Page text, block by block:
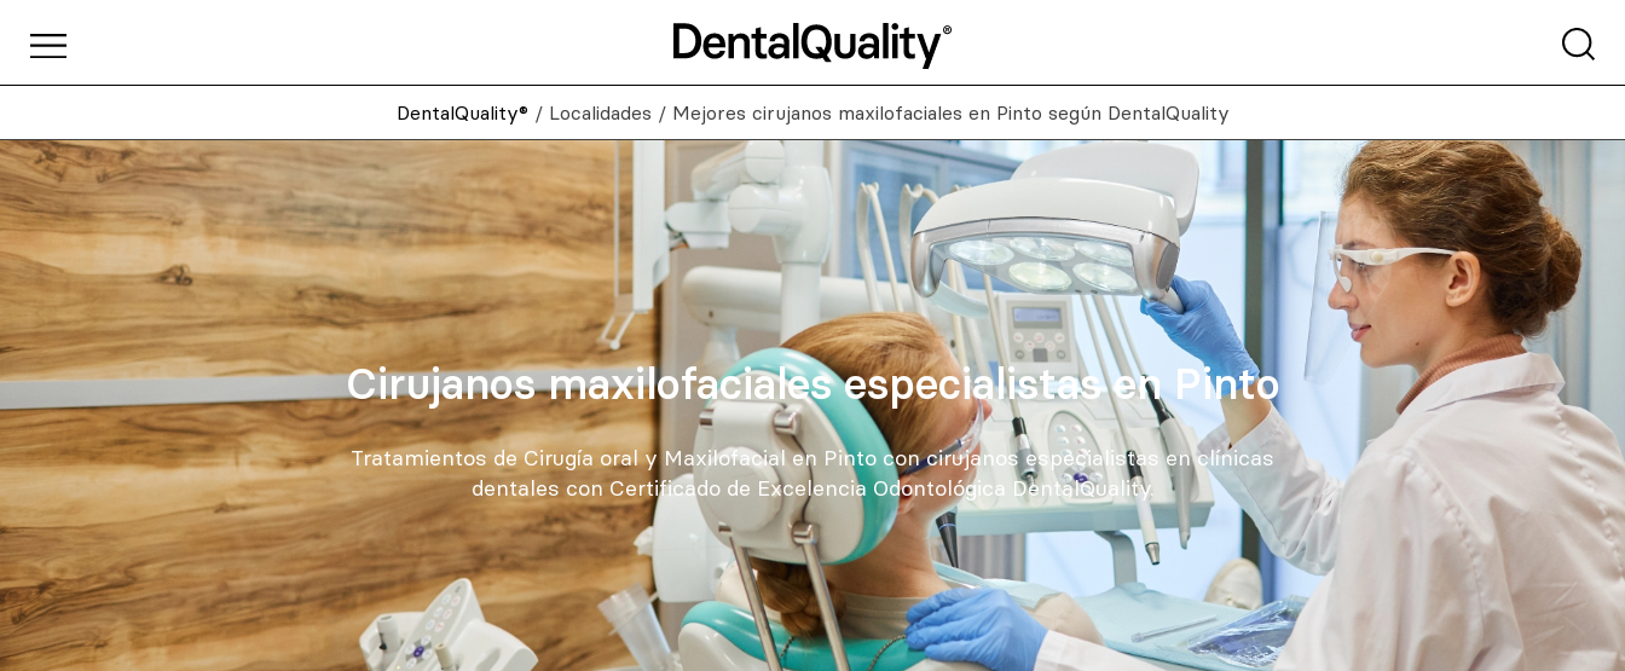
DentalQuality® / Localidades / Mejores cirujanos maxilofaciales en Pinto según DentalQuality
Cirujanos maxilofaciales especialistas en Pinto
Tratamientos de Cirugía oral y Maxilofacial en Pinto con cirujanos especialistas en clínicas
dentales con Certificado de Excelencia Odontológica DentalQuality.